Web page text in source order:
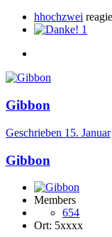
hhochzwei
1
Gibbon
Geschrieben 15. Januar
Gibbon
Members
654
Ort: 5xxxx